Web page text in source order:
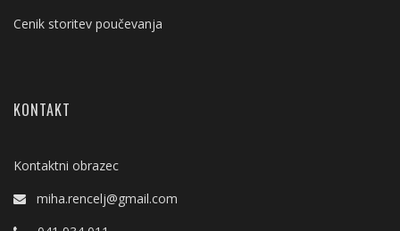
Cenik storitev poučevanja
KONTAKT
Kontaktni obrazec
miha.rencelj@gmail.com